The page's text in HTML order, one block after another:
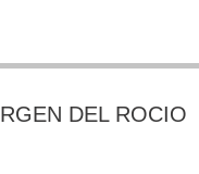
DEL ROCIO